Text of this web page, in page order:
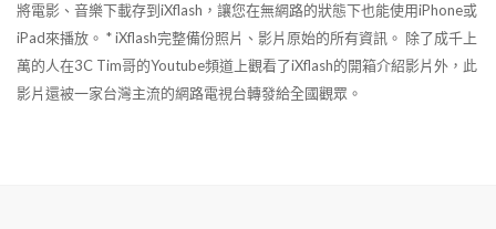
將電影、音樂下載存到iXflash，讓您在無網路的狀態下也能使用iPhone或
iPad來播放。 * iXflash完整備份照片、影片原始的所有資訊。 除了成千上
萬的人在3C Tim哥的Youtube頻道上觀看了iXflash的開箱介紹影片外，此
影片還被一家台灣主流的網路電視台轉發給全國觀眾。